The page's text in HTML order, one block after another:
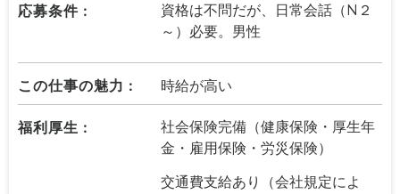
応募条件 :
資格は不問だが、日常会話（N２
～）必要。男性
この仕事の魅力 : 時給が高い
福利厚生 :
社会保険完備（健康保険・厚生年
金・雇用保険・労災保険）
交通費支給あり（会社規定によ